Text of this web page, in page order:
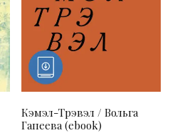
Кэмэл-Трэвэл / Вольга
Гапеева (ebook)